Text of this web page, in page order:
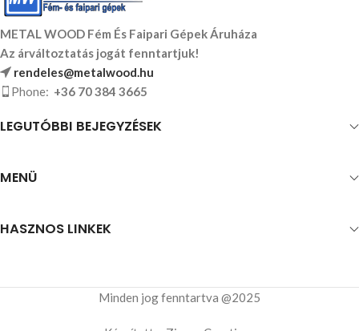
METAL WOOD Fém És Faipari Gépek Áruháza
Az árváltoztatás jogát fenntartjuk!
rendeles@metalwood.hu
Phone: +36 70 384 3665
LEGUTÓBBI BEJEGYZÉSEK
MENÜ
HASZNOS LINKEK
Minden jog fenntartva @2025